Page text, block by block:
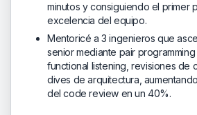
minutos y consiguiendo el primer
excelencia del equipo.
Mentoricé a 3 ingenieros que
senior mediante pair
functional listening, revisiones de
dives de arquitectura,
del code review en un 40%.